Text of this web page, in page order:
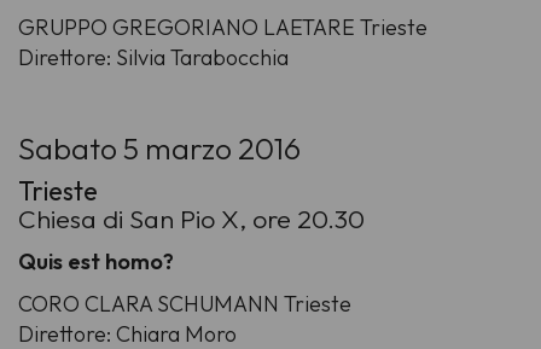
GRUPPO GREGORIANO LAETARE Trieste
Direttore: Silvia Tarabocchia
Sabato 5 marzo 2016
Trieste
Chiesa di San Pio X, ore 20.30
Quis est homo?
CORO CLARA SCHUMANN Trieste
Direttore: Chiara Moro